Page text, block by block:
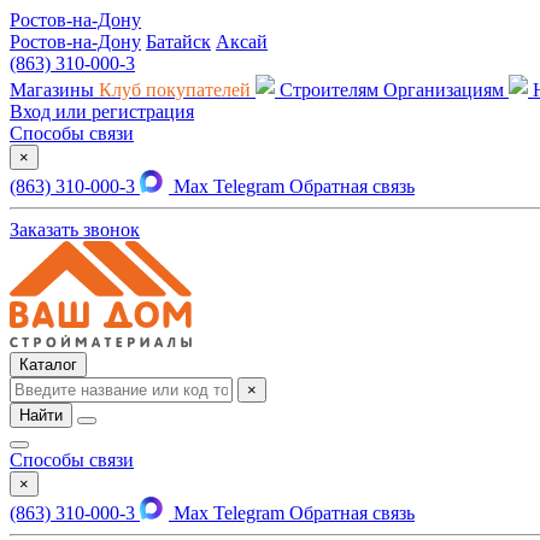
Ростов-на-Дону
Ростов-на-Дону Батайск Аксай
(863) 310-000-3
Магазины Клуб покупателей Строителям Организациям
Вход или регистрация
Способы связи
×
(863) 310-000-3 Max Telegram Обратная связь
Заказать звонок
Каталог
×
Найти
Способы связи
×
(863) 310-000-3 Max Telegram Обратная связь